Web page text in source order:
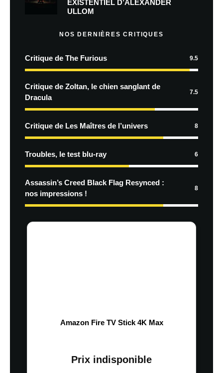
EXISTENTIEL D’ALEXANDER
ULLOM
NOS DERNIÈRES CRITIQUES
Critique de The Furious 9.5
Critique de Zoltan, le chien sanglant de
Dracula
7.5
Critique de Les Maîtres de l’univers 8
Troubles, le test blu-ray 6
Assassin’s Creed Black Flag Resynced :
nos impressions !
8
Amazon Fire TV Stick 4K Max
Prix indisponible